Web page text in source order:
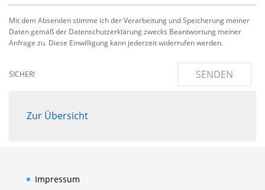
Mit dem Absenden stimme ich der Verarbeitung und Speicherung meiner
Daten gemäß der Datenschutzerklärung zwecks Beantwortung meiner
Anfrage zu. Diese Einwilligung kann jederzeit widerrufen werden.
SICHER! SENDEN
Zur Übersicht
Impressum